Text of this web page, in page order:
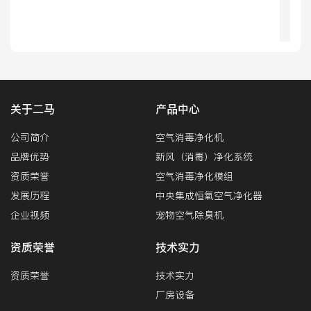
关于二马
公司简介
品牌优势
资质荣誉
发展历程
企业视频
产品中心
空气消毒净化机
新风（消毒）净化系统
空气消毒净化模组
中央集成恒氧空气净化器
宠物空气除臭机
资质荣誉
资质荣誉
技术实力
技术实力
厂房设备